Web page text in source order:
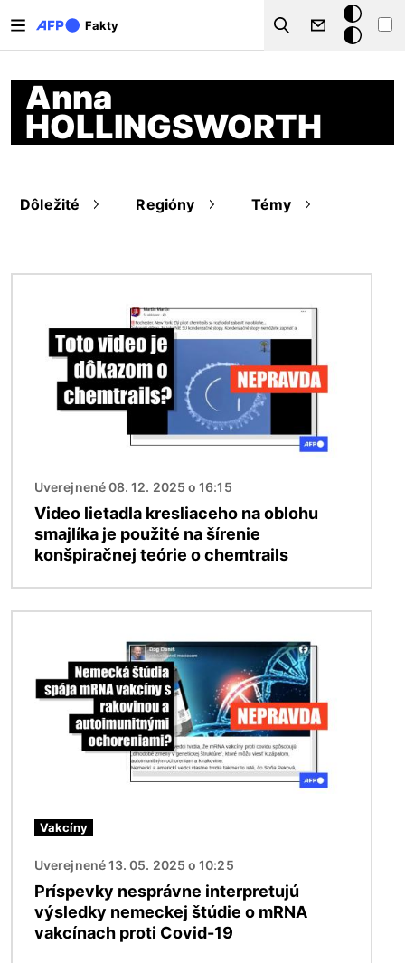
Fakty
Search
Tmavý
režim
Anna
HOLLINGSWORTH
Dôležité Regióny Témy
Uverejnené 08. 12. 2025 o 16:15
Video lietadla kresliaceho na oblohu
smajlíka je použité na šírenie
konšpiračnej teórie o chemtrails
Vakcíny
Uverejnené 13. 05. 2025 o 10:25
Príspevky nesprávne interpretujú
výsledky nemeckej štúdie o mRNA
vakcínach proti Covid-19